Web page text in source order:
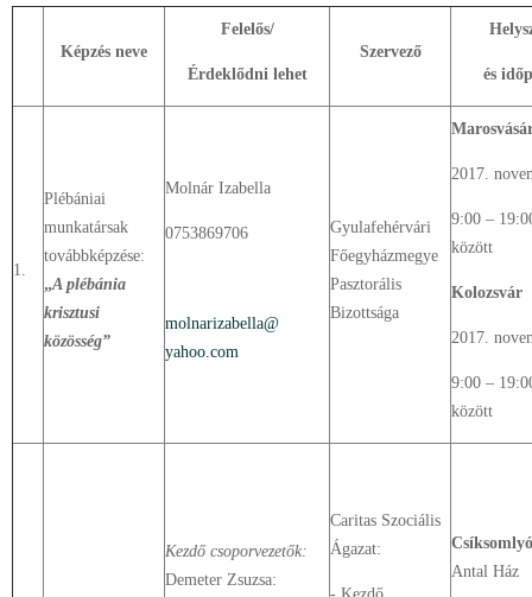
Képzés neve
Felelős/
Érdeklődni lehet
Szervező
és
1.
Plébániai
munkatársak
továbbképzése:
„A plébánia
krisztusi
közösség”
Molnár Izabella
0753869706
molnarizabella@
yahoo.com
Gyulafehérvári
Főegyházmegye
Pasztorális
Bizottsága
2017.
9:00 –
között
Kolozsvár
2017.
9:00 –
között
Kezdő csoporvezetők:
Demeter Zsuzsa:
Caritas Szociális
Ágazat:
Csíksomlyó
Antal Ház